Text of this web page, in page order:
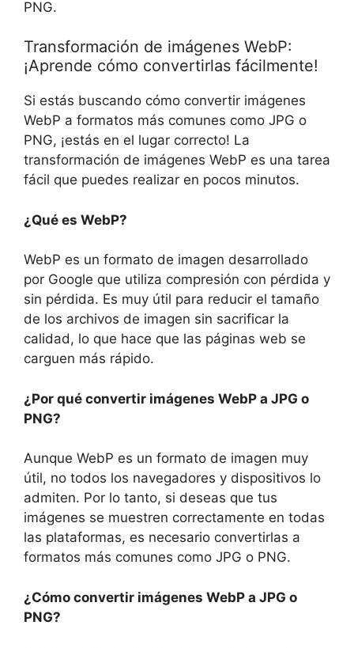
PNG.
Transformación de imágenes WebP:
¡Aprende cómo convertirlas fácilmente!
Si estás buscando cómo convertir imágenes
WebP a formatos más comunes como JPG o
PNG, ¡estás en el lugar correcto! La
transformación de imágenes WebP es una tarea
fácil que puedes realizar en pocos minutos.
¿Qué es WebP?
WebP es un formato de imagen desarrollado
por Google que utiliza compresión con pérdida y
sin pérdida. Es muy útil para reducir el tamaño
de los archivos de imagen sin sacrificar la
calidad, lo que hace que las páginas web se
carguen más rápido.
¿Por qué convertir imágenes WebP a JPG o
PNG?
Aunque WebP es un formato de imagen muy
útil, no todos los navegadores y dispositivos lo
admiten. Por lo tanto, si deseas que tus
imágenes se muestren correctamente en todas
las plataformas, es necesario convertirlas a
formatos más comunes como JPG o PNG.
¿Cómo convertir imágenes WebP a JPG o
PNG?